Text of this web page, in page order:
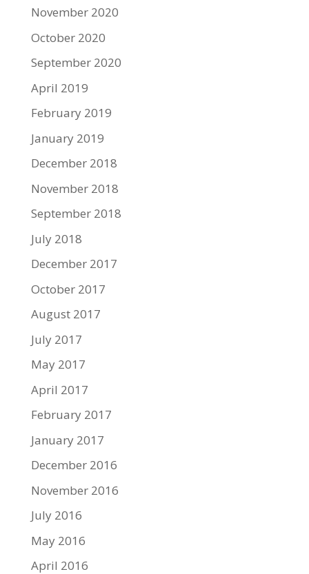
November 2020
October 2020
September 2020
April 2019
February 2019
January 2019
December 2018
November 2018
September 2018
July 2018
December 2017
October 2017
August 2017
July 2017
May 2017
April 2017
February 2017
January 2017
December 2016
November 2016
July 2016
May 2016
April 2016